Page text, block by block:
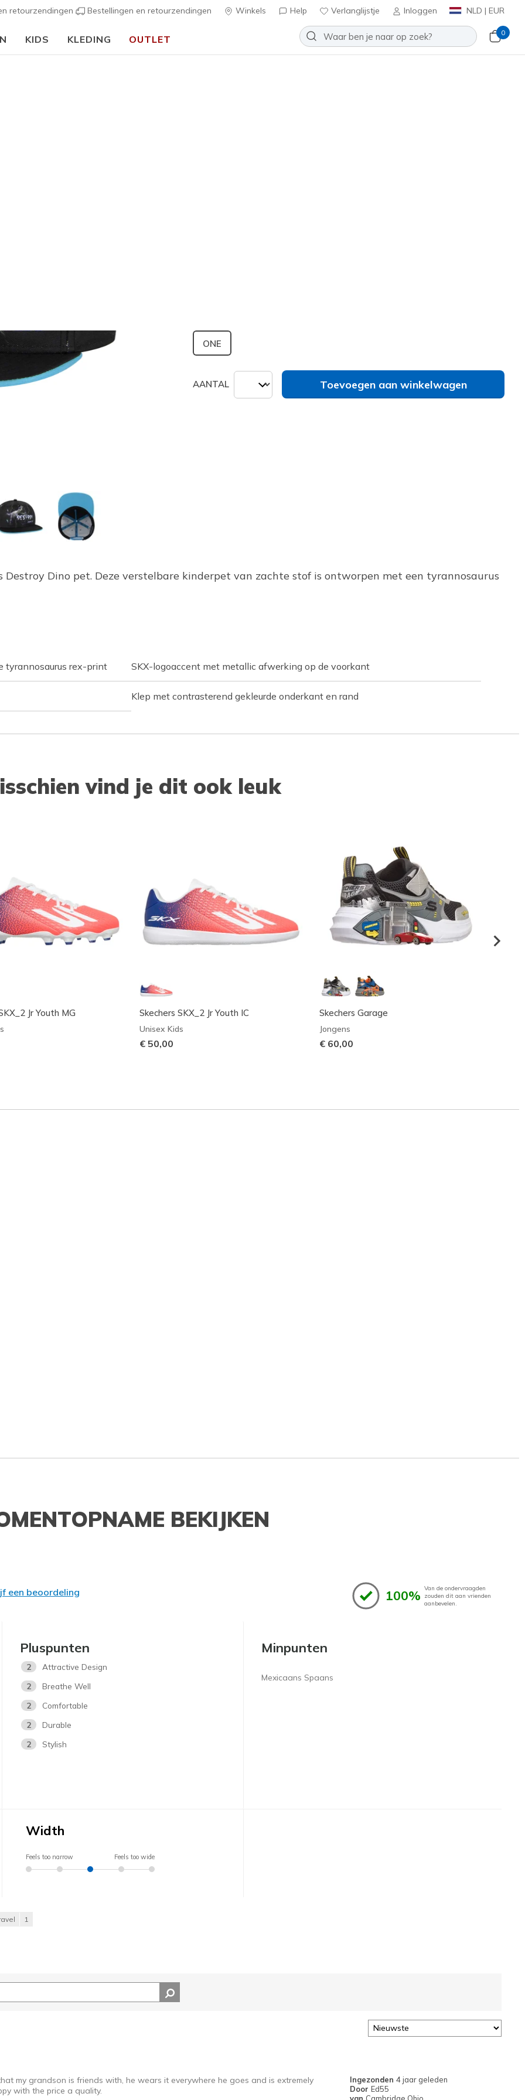
retourzendingen Bestellingen en retourzendingen Winkels Help Verlanglijstje Inloggen NLD | EUR
KIDS KLEDING OUTLET
0
ONE
AANTAL Toevoegen aan winkelwagen
Destroy Dino pet. Deze verstelbare kinderpet van zachte stof is ontworpen met een tyrannosaurus
tyrannosaurus rex-print SKX-logoaccent met metallic afwerking op de voorkant
Klep met contrasterend gekleurde onderkant en rand
vind je dit ook leuk
Jr Youth MG Skechers SKX_2 Jr Youth IC
Unisex Kids
€ 50,00
Skechers Garage
Jongens
€ 60,00
BEKIJKEN
een beoordeling 100% Van de ondervraagden
zouden dit aan vrienden
aanbevelen.
Pluspunten
2
Attractive Design
2
Breathe Well
2
Comfortable
2
Durable
2
Stylish
Minpunten
Mexicaans Spaans
Width
Feels too narrow Feels too wide
1
Ingezonden4 jaar geleden
Door Ed55
my grandson is friends with, he wears it everywhere he goes and is extremely
with the price a quality.